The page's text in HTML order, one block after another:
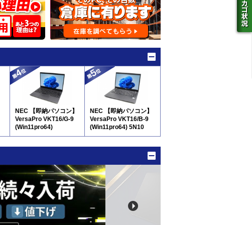
NEC 【即納パソコン】
VersaPro VKT16/G-9
(Win11pro64)
NEC 【即納パソコン】
VersaPro VKT16/B-9
(Win11pro64) 5N10